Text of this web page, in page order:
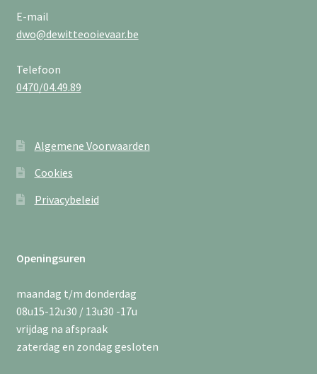
E-mail
dwo@dewitteooievaar.be
Telefoon
0470/04.49.89
Algemene Voorwaarden
Cookies
Privacybeleid
Openingsuren
maandag t/m donderdag
08u15-12u30 / 13u30 -17u
vrijdag na afspraak
zaterdag en zondag gesloten